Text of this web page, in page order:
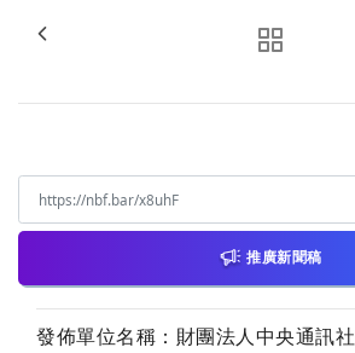
推廣新聞稿
發佈單位名稱：財團法人中央通訊社